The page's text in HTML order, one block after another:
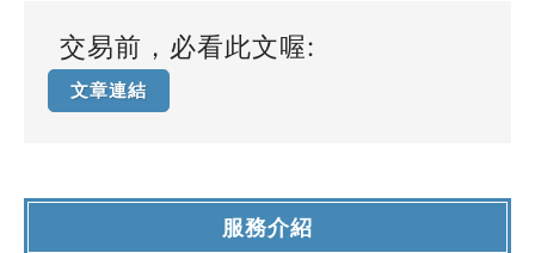
交易前，必看此文喔:
文章連結
服務介紹